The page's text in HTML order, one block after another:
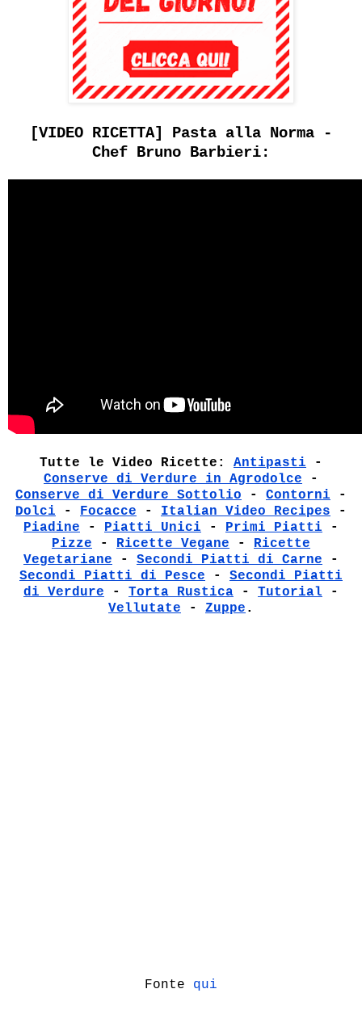
[VIDEO RICETTA] Pasta alla Norma -
Chef Bruno Barbieri:
Tutte le Video Ricette: Antipasti -
Conserve di Verdure in Agrodolce -
Conserve di Verdure Sottolio - Contorni -
Dolci - Focacce - Italian Video Recipes -
Piadine - Piatti Unici - Primi Piatti -
Pizze - Ricette Vegane - Ricette
Vegetariane - Secondi Piatti di Carne -
Secondi Piatti di Pesce - Secondi Piatti
di Verdure - Torta Rustica - Tutorial -
Vellutate - Zuppe .
Fonte qui